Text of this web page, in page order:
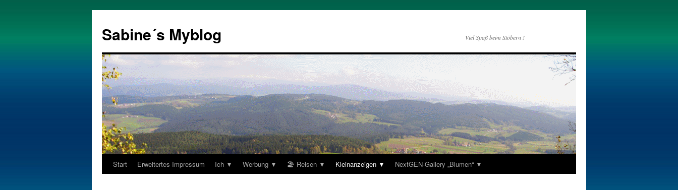
springen
Sabine´s Myblog Viel Spaß beim Stöbern !
Start Erweitertes Impressum Ich ▼ Werbung ▼ 🏖 Reisen ▼ Kleinanzeigen ▼ NextGEN-Gallery „Blumen“ ▼